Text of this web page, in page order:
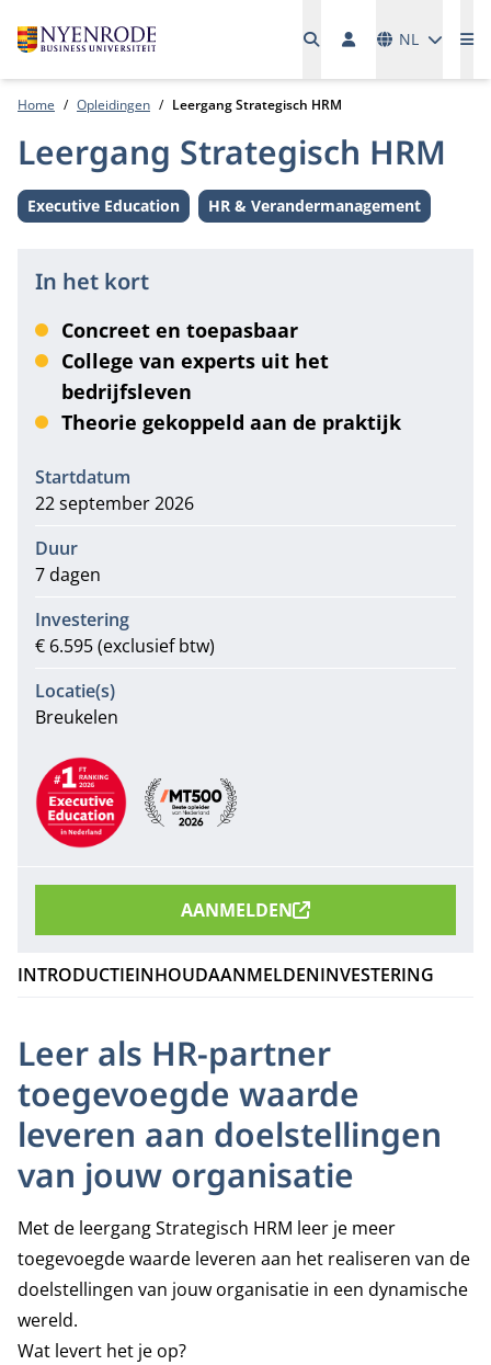
NL
Home Opleidingen Leergang Strategisch HRM
Leergang Strategisch HRM
Level:
Executive Education Thema:
HR & Verandermanagement
In het kort
Concreet en toepasbaar
College van experts uit het
bedrijfsleven
Theorie gekoppeld aan de praktijk
Informatie
Startdatum
22 september 2026
Duur
7 dagen
Investering
€ 6.595 (exclusief btw)
Locatie(s)
Breukelen
Aanbevelingen
AANMELDEN
INTRODUCTIEINHOUDAANMELDENINVESTERING
Leer als HR-partner
toegevoegde waarde
leveren aan doelstellingen
van jouw organisatie
Met de leergang Strategisch HRM leer je meer
toegevoegde waarde leveren aan het realiseren van de
doelstellingen van jouw organisatie in een dynamische
wereld.
Wat levert het je op?